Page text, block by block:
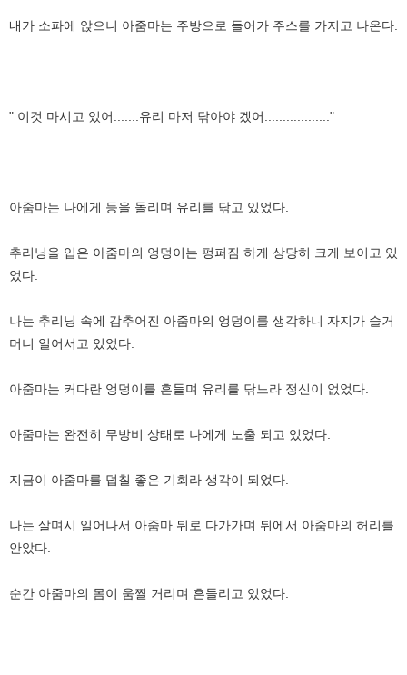
내가 소파에 앉으니 아줌마는 주방으로 들어가 주스를 가지고 나온다.
" 이것 마시고 있어.......유리 마저 닦아야 겠어.................."
아줌마는 나에게 등을 돌리며 유리를 닦고 있었다.
추리닝을 입은 아줌마의 엉덩이는 펑퍼짐 하게 상당히 크게 보이고 있
었다.
나는 추리닝 속에 감추어진 아줌마의 엉덩이를 생각하니 자지가 슬거
머니 일어서고 있었다.
아줌마는 커다란 엉덩이를 흔들며 유리를 닦느라 정신이 없었다.
아줌마는 완전히 무방비 상태로 나에게 노출 되고 있었다.
지금이 아줌마를 덥칠 좋은 기회라 생각이 되었다.
나는 살며시 일어나서 아줌마 뒤로 다가가며 뒤에서 아줌마의 허리를
안았다.
순간 아줌마의 몸이 움찔 거리며 흔들리고 있었다.